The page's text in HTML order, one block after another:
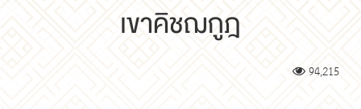
เขาคิชฌกูฎ
94,215